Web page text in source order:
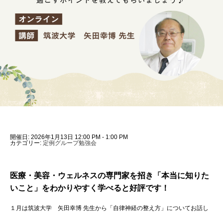
開催日: 2026年1月13日 12:00 PM - 1:00 PM
カテゴリー: 定例グループ勉強会
医療・美容・ウェルネスの専門家を招き「本当に知りた
いこと」 をわかりやすく学べると好評です！
１月は筑波大学 矢田幸博 先生から「自律神経の整え方」についてお話し